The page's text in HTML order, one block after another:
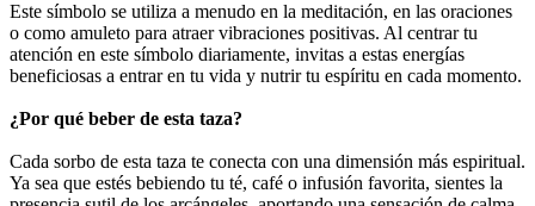
Este símbolo se utiliza a menudo en la meditación, en las oraciones
o como amuleto para atraer vibraciones positivas. Al centrar tu
atención en este símbolo diariamente, invitas a estas energías
beneficiosas a entrar en tu vida y nutrir tu espíritu en cada momento.
¿Por qué beber de esta taza?
Cada sorbo de esta taza te conecta con una dimensión más espiritual.
Ya sea que estés bebiendo tu té, café o infusión favorita, sientes la